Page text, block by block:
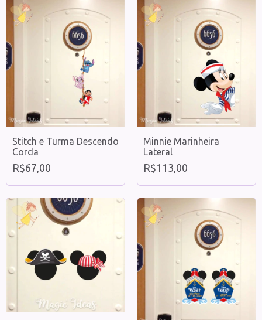
Stitch e Turma Descendo
Corda
R$67,00
Minnie Marinheira
Lateral
R$113,00